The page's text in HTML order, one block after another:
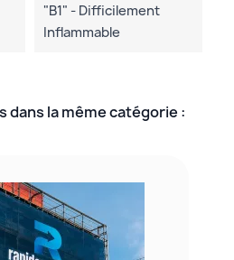
"B1" - Difficilement
Inflammable
dans la même catégorie :